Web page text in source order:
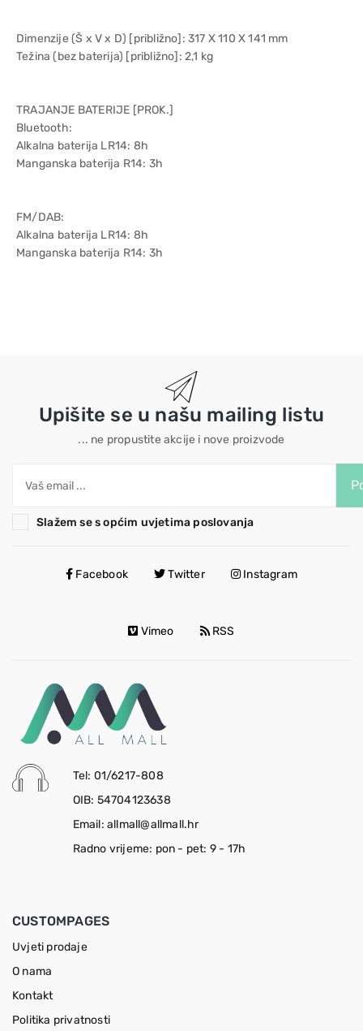
Dimenzije (Š x V x D) [približno]: 317 X 110 X 141 mm
Težina (bez baterija) [približno]: 2,1 kg
TRAJANJE BATERIJE [PROK.]
Bluetooth:
Alkalna baterija LR14: 8h
Manganska baterija R14: 3h
FM/DAB:
Alkalna baterija LR14: 8h
Manganska baterija R14: 3h
Upišite se u našu mailing listu
... ne propustite akcije i nove proizvode
Slažem se s općim uvjetima poslovanja
Facebook Twitter Instagram
Vimeo RSS
Tel: 01/6217-808
OIB: 54704123638
Email: allmall@allmall.hr
Radno vrijeme: pon - pet: 9 - 17h
CUSTOMPAGES
Uvjeti prodaje
O nama
Kontakt
Politika privatnosti